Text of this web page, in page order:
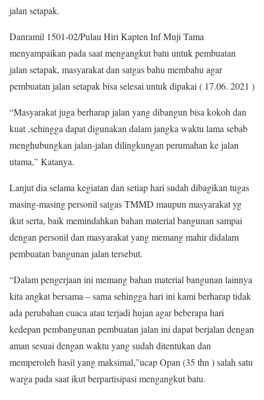
jalan setapak.
Danramil 1501-02/Pulau Hiri Kapten Inf Muji Tama
menyampaikan pada saat mengangkut batu untuk pembuatan
jalan setapak, masyarakat dan satgas bahu membahu agar
pembuatan jalan setapak bisa selesai untuk dipakai ( 17.06. 2021 )
“Masyarakat juga berharap jalan yang dibangun bisa kokoh dan
kuat ,sehingga dapat digunakan dalam jangka waktu lama sebab
menghubungkan jalan-jalan dilingkungan perumahan ke jalan
utama,” Katanya.
Lanjut dia selama kegiatan dan setiap hari sudah dibagikan tugas
masing-masing personil satgas TMMD maupun masyarakat yg
ikut serta, baik memindahkan bahan material bangunan sampai
dengan personil dan masyarakat yang memang mahir didalam
pembuatan bangunan jalan tersebut.
“Dalam pengerjaan ini memang bahan material bangunan lainnya
kita angkat bersama – sama sehingga hari ini kami berharap tidak
ada perubahan cuaca atau terjadi hujan agar beberapa hari
kedepan pembangunan pembuatan jalan ini dapat berjalan dengan
aman sesuai dengan waktu yang sudah ditentukan dan
memperoleh hasil yang maksimal,”ucap Opan (35 thn ) salah satu
warga pada saat ikut berpartisipasi mengangkut batu.